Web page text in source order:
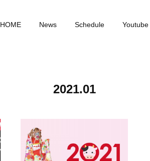
HOME News Schedule Youtube
2021.01